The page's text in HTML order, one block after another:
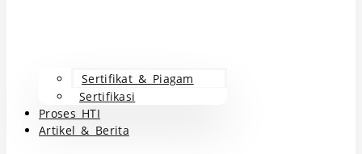
Sertifikat & Piagam
Sertifikasi
Proses HTI
Artikel & Berita